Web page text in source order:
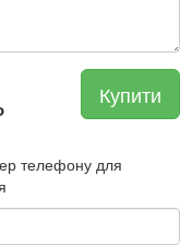
Купити
телефону для